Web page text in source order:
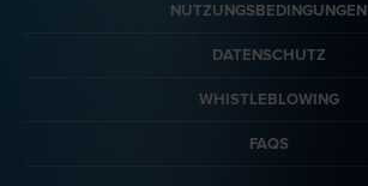
NUTZUNGSBEDINGUNGEN
DATENSCHUTZ
WHISTLEBLOWING
FAQS